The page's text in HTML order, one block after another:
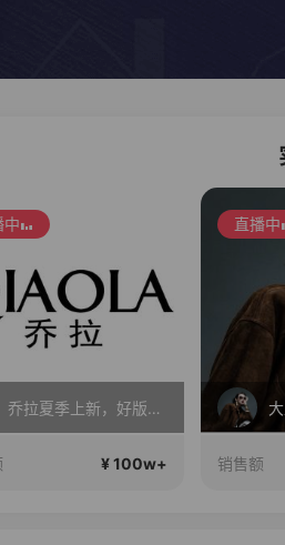
中
乔拉夏季上新，好版型更显瘦
¥ 100w+
直播中
销售额